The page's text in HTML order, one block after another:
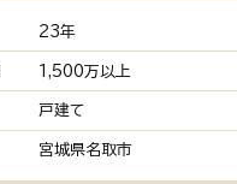
23年
1,500万以上
戸建て
宮城県名取市